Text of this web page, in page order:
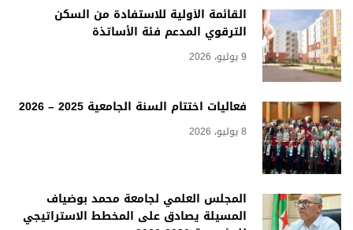
القائمة الأولية للاستفادة من السكن
الترقوي المدعم فئة الأساتذة
9 يوليو، 2026
فعاليات اختتام السنة الجامعية 2025 – 2026
8 يوليو، 2026
المجلس العلمي لجامعة محمد بوضياف
المسيلة يصادق على المخطط الاستراتيجي